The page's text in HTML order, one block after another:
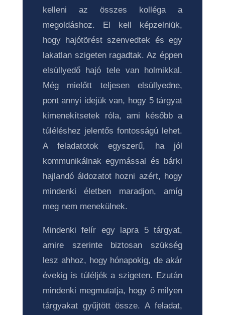
kelleni az összes kolléga a
megoldáshoz. El kell képzelniük,
hogy hajótörést szenvedtek és egy
lakatlan szigeten ragadtak. Az éppen
elsüllyedő hajó tele van holmikkal.
Még mielőtt teljesen elsüllyedne,
pont annyi idejük van, hogy 5 tárgyat
kimenekítsetek róla, ami később a
túléléshez jelentős fontosságú lehet.
A feladatotok egyszerű, ha jól
kommunikálnak egymással és bárki
hajlandó áldozatot hozni azért, hogy
mindenki életben maradjon, amíg
meg nem menekülnek.
Mindenki felír egy lapra 5 tárgyat,
amire szerinte biztosan szükség
lesz ahhoz, hogy hónapokig, de akár
évekig is túléljék a szigeten. Ezután
mindenki megmutatja, hogy ő milyen
tárgyakat gyűjtött össze. A feladat,